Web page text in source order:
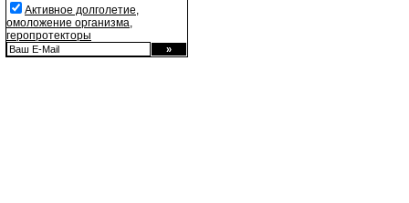
Активное долголетие,
омоложение организма,
геропротекторы